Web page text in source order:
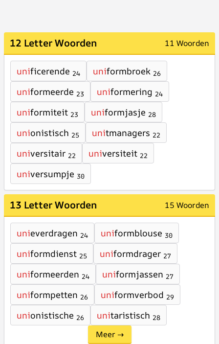
12 Letter Woorden 11 Woorden
unificerende 24 uniformbroek 26
uniformeerde 23 uniformering 24
uniformiteit 23 uniformjasje 28
unionistisch 25 unitmanagers 22
universitair 22 universiteit 22
universumpje 30
13 Letter Woorden 15 Woorden
unieverdragen 24 uniformblouse 30
uniformdienst 25 uniformdrager 27
uniformeerden 24 uniformjassen 27
uniformpetten 26 uniformverbod 29
unionistische 26 unitaristisch 28
Meer →